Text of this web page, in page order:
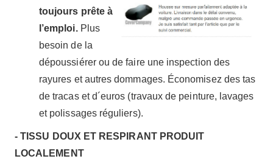
toujours prête à
l’emploi.Plus
besoin de la
dépoussiérer ou de faire une inspection des
rayures et autres dommages. Économisez des tas
de tracas et d´euros (travaux de peinture, lavages
et polissages réguliers).
- TISSU DOUX ET RESPIRANT PRODUIT
LOCALEMENT